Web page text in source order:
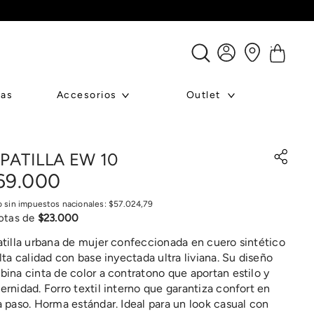
Accesorios Outlet
EW 10
.000
sin impuestos nacionales: $57.024,79
de $23.000
urbana de mujer confeccionada en cuero sintético
calidad con base inyectada ultra liviana. Su diseño
cinta de color a contratono que aportan estilo y
Forro textil interno que garantiza confort en
paso. Horma estándar. Ideal para un look casual con